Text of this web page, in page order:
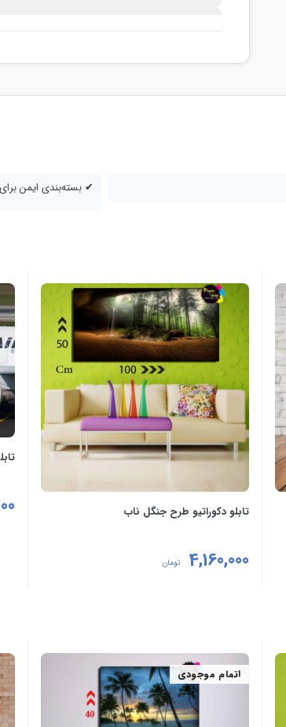
تزیین شرکت و محل کار,دیزاین اداری ,
و راه پله
✔ بسته‌بندی ایمن
تابلو دکوراتیو طرح جنگل ناب
4,160,000 تومان
اتمام موجودی